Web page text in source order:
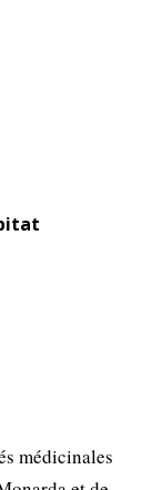
médicinales